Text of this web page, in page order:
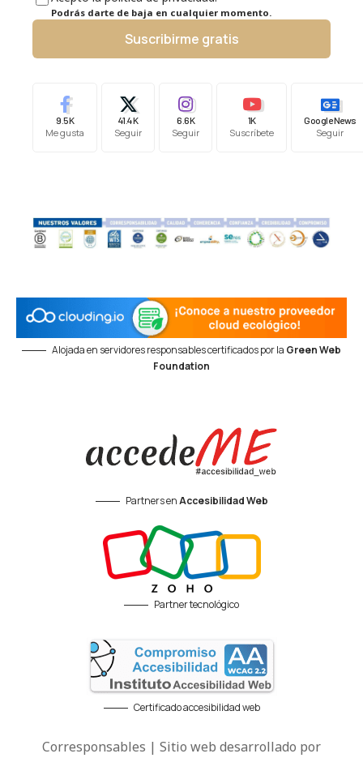
Podrás darte de baja en cualquier momento.
Suscribirme gratis
9.5K
Me gusta
41.4K
Seguir
6.6K
Seguir
1K
Suscríbete
Google News
Seguir
Alojada en servidores responsables certificados por la Green Web
Foundation
Partners enAccesibilidad Web
Partner tecnológico
Certificado accesibilidad web
Corresponsables | Sitio web desarrollado por